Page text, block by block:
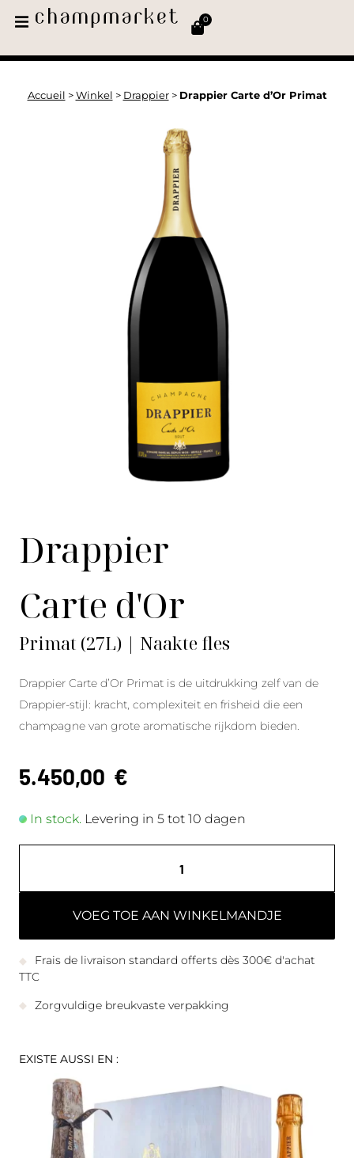
0
Accueil > Winkel > Drappier> Drappier Carte d’Or Primat
Drappier
Carte d'Or
Primat (27L) | Naakte fles
Drappier Carte d’Or Primat is de uitdrukking zelf van de
Drappier-stijl: kracht, complexiteit en frisheid die een
champagne van grote aromatische rijkdom bieden.
5.450,00 €
In stock. Levering in 5 tot 10 dagen
VOEG TOE AAN WINKELMANDJE
Frais de livraison standard offerts dès 300€ d'achat
TTC
Zorgvuldige breukvaste verpakking
EXISTE AUSSI EN :